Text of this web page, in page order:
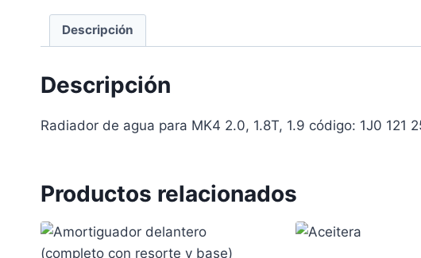
Descripción
Descripción
Radiador de agua para MK4 2.0, 1.8T, 1.9 código: 1J0 121
Productos relacionados